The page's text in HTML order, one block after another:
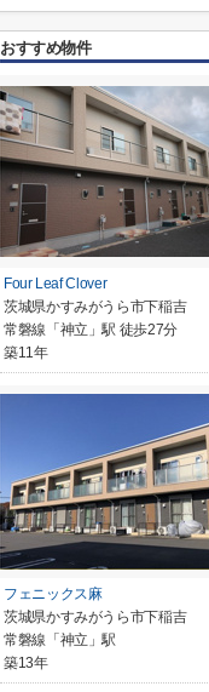
おすすめ物件
Four Leaf Clover
茨城県かすみがうら市下稲吉
常磐線「神立」駅 徒歩27分
築11年
フェニックス麻
茨城県かすみがうら市下稲吉
常磐線「神立」駅
築13年